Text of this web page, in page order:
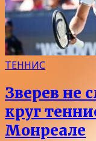
ТЕННИС
Зверев не
круг
Монреале